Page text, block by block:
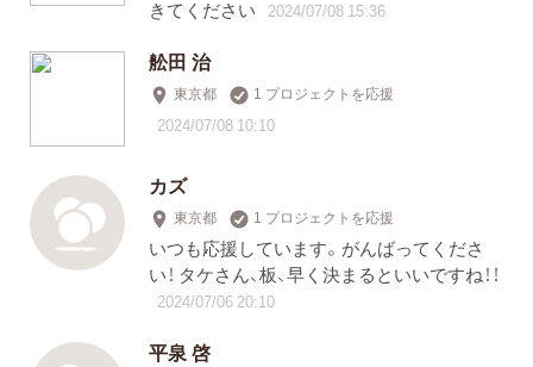
きてください
2024/07/08 15:36
舩田 治
東京都 1 プロジェクトを応援
2024/07/08 10:10
カズ
東京都 1 プロジェクトを応援
いつも応援しています。がんばってくださ
い！ タケさん、板、早く決まるといいですね！！
2024/07/06 20:10
平泉 啓